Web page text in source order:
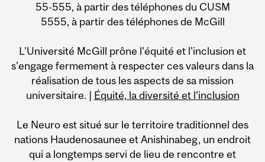
55-555, à partir des téléphones du CUSM
5555, à partir des téléphones de McGill
L'Université McGill prône l'équité et l'inclusion et
s'engage fermement à respecter ces valeurs dans la
réalisation de tous les aspects de sa mission
universitaire. | Équité, la diversité et l’inclusion
Le Neuro est situé sur le territoire traditionnel des
nations Haudenosaunee et Anishinabeg, un endroit
qui a longtemps servi de lieu de rencontre et